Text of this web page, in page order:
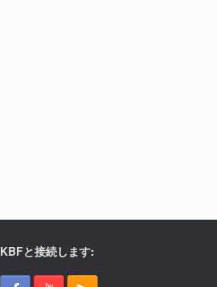
KBFと接続します: